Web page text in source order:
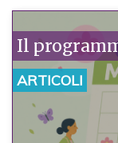
Il
ARTICOLI